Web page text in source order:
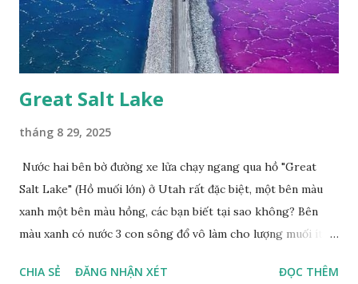
Great Salt Lake
tháng 8 29, 2025
Nước hai bên bờ đường xe lửa chạy ngang qua hồ "Great
Salt Lake" (Hồ muối lớn) ở Utah rất đặc biệt, một bên màu
xanh một bên màu hồng, các bạn biết tại sao không? Bên
màu xanh có nước 3 con sông đổ vô làm cho lượng muối ít,
biển, nhiều sinh vật thích muối sống ở đây, tạo nên màu
CHIA SẺ ĐĂNG NHẬN XÉT ĐỌC THÊM